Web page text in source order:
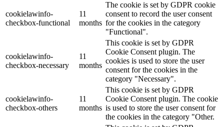
cookielawinfo-
checkbox-functional
11
months
The cookie is set by GDPR cookie
consent to record the user consent
for the cookies in the category
"Functional".
cookielawinfo-
checkbox-necessary
11
months
This cookie is set by GDPR
Cookie Consent plugin. The
cookies is used to store the user
consent for the cookies in the
category "Necessary".
cookielawinfo-
checkbox-others
11
months
This cookie is set by GDPR
Cookie Consent plugin. The cookie
is used to store the user consent for
the cookies in the category "Other.